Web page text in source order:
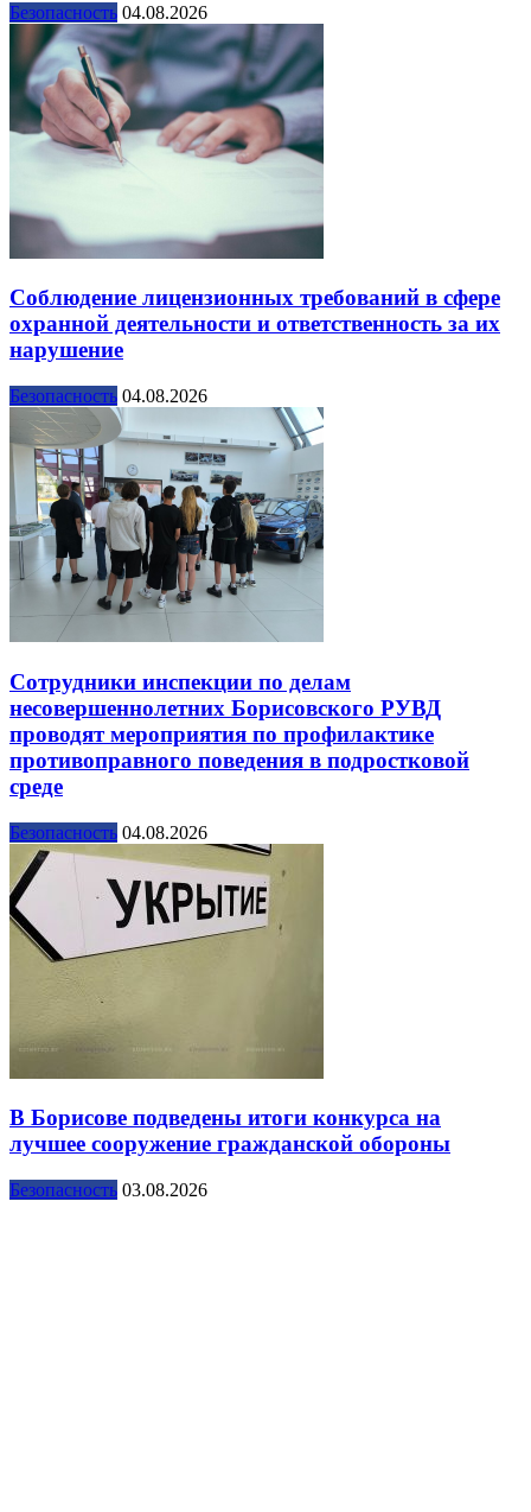
Безопасность 04.08.2026
Соблюдение лицензионных требований в сфере
охранной деятельности и ответственность за их
нарушение
Безопасность 04.08.2026
Сотрудники инспекции по делам
несовершеннолетних Борисовского РУВД
проводят мероприятия по профилактике
противоправного поведения в подростковой
среде
Безопасность 04.08.2026
В Борисове подведены итоги конкурса на
лучшее сооружение гражданской обороны
Безопасность 03.08.2026